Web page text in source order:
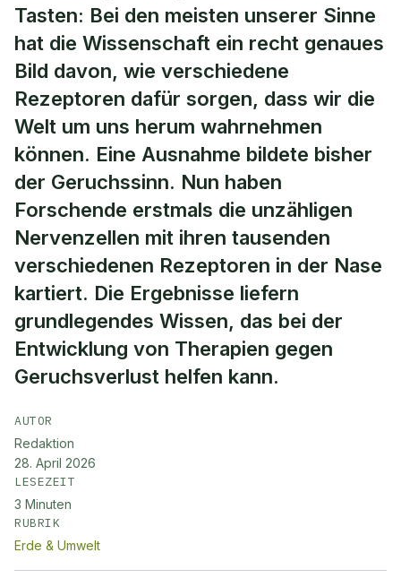
Tasten: Bei den meisten unserer Sinne
hat die Wissenschaft ein recht genaues
Bild davon, wie verschiedene
Rezeptoren dafür sorgen, dass wir die
Welt um uns herum wahrnehmen
können. Eine Ausnahme bildete bisher
der Geruchssinn. Nun haben
Forschende erstmals die unzähligen
Nervenzellen mit ihren tausenden
verschiedenen Rezeptoren in der Nase
kartiert. Die Ergebnisse liefern
grundlegendes Wissen, das bei der
Entwicklung von Therapien gegen
Geruchsverlust helfen kann.
AUTOR
Redaktion
28. April 2026
LESEZEIT
3 Minuten
RUBRIK
Erde & Umwelt